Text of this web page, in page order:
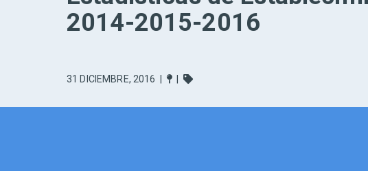
2014-2015-2016
31 DICIEMBRE, 2016